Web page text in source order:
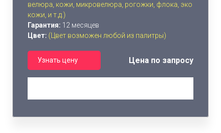
велюра, кожи, микровелюра, рогожки, флока, эко
кожи, и т.д.)
Гарантия: 12 месяцев
Цвет: (Цвет возможен любой из палитры)
Узнать цену Цена по запросу